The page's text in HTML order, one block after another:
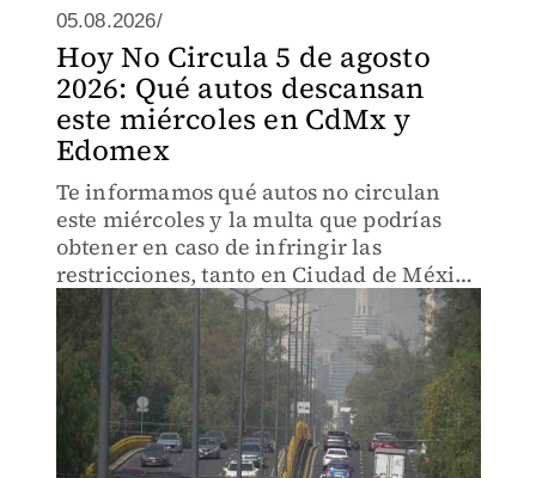
05.08.2026/
Hoy No Circula 5 de agosto
2026: Qué autos descansan
este miércoles en CdMx y
Edomex
Te informamos qué autos no circulan
este miércoles y la multa que podrías
obtener en caso de infringir las
restricciones, tanto en Ciudad de México
como el Estado de México.